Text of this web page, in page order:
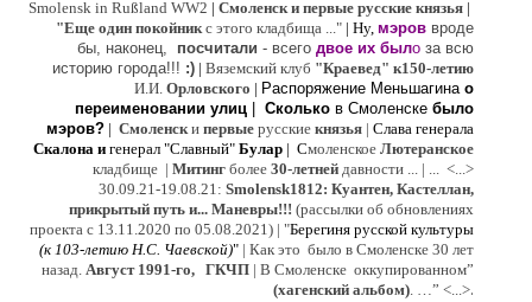
Smolensk in Rußland WW2 | Смоленск и первые русские князья |
"Еще один покойникс этого кладбища ..." | Ну, мэров вроде
бы, наконец, посчитали - всего двое их было за всю
историю города!!! :) | Вяземский клуб "Краевед" к150-летию
И.И. Орловского | Распоряжение Меньшагина о
переименовании улиц
Сколько в Смоленске было
мэров? | Смоленски первые русские князья | Слава генерала
Скалона и генерал "Славный" Булар | Смоленское Лютерaнское
кладбище | Митинг более 30-летней давности ... | ... <...>
30.09.21-19.08.21: Smolensk1812: Куантен, Кастеллан,
прикрытый путь и... Маневры!!! (рассылки об обновлениях
проекта с 13.11.2020 по 05.08.2021) | "Берегиня русской культуры
(к 103-летию Н.С. Чаевской)" | Как это было в Смоленске 30 лет
назад. Август 1991-го, ГКЧП | В Смоленске оккупированном”
(хагенский альбом). …” <...>.